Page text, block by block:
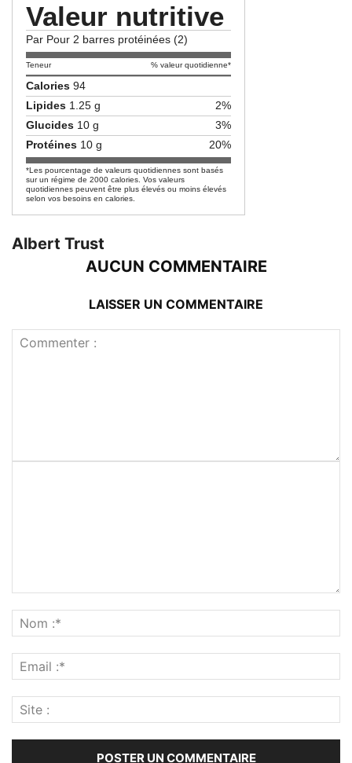
Valeur nutritive
Par Pour 2 barres protéinées (2)
Teneur % valeur quotidienne*
Calories 94
Lipides 1.25 g
2%
Glucides 10 g
3%
Protéines 10 g 20%
*Les pourcentage de valeurs quotidiennes sont basés
sur un régime de 2000 calories. Vos valeurs
quotidiennes peuvent être plus élevés ou moins élevés
selon vos besoins en calories.
Albert Trust
AUCUN COMMENTAIRE
LAISSER UN COMMENTAIRE